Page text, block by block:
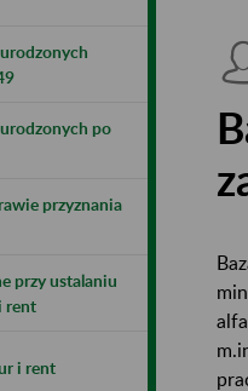
po
przyznania
przy ustalaniu
rent
i rent